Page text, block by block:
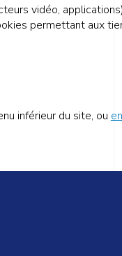
vidéo,
permettant aux
inférieur du site, ou